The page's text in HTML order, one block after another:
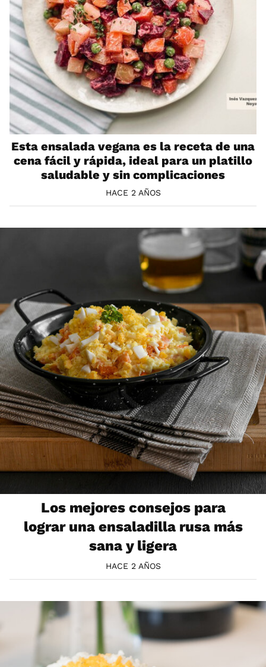
Esta ensalada vegana es la receta de una
cena fácil y rápida, ideal para un platillo
saludable y sin complicaciones
HACE 2 AÑOS
Los mejores consejos para
lograr una ensaladilla rusa más
sana y ligera
HACE 2 AÑOS